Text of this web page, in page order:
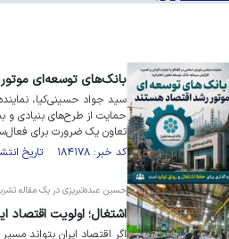
بانک‌های توسعه‌ای
سید جواد حسینی‌کیا،
حمایت از طرح‌های بنیادی و
تعاون یک ضرورت برای
کد خبر: ۱۸۴۱۷۸ تاریخ انتشار : ۱۴۰۵/۰۳/۲۷
حسین عبده‌تبریزی در یک مقاله
اشتغال؛ اولویت اقتصاد
اگر اقتصاد ایران بتواند